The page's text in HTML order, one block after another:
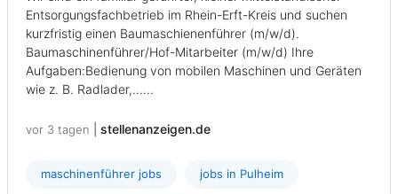
Entsorgungsfachbetrieb im Rhein-Erft-Kreis und suchen
kurzfristig einen Baumaschienenführer (m/w/d).
Baumaschinenführer/Hof-Mitarbeiter (m/w/d) Ihre
Aufgaben:Bedienung von mobilen Maschinen und Geräten
wie z. B. Radlader,......
vor 3 tagen stellenanzeigen.de
maschinenführer jobs jobs in Pulheim